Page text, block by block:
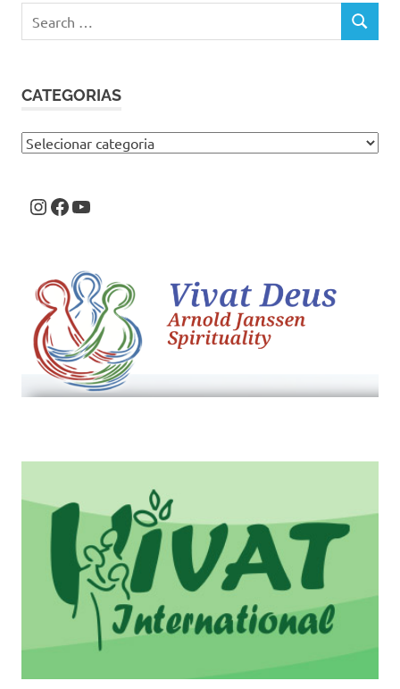
for:
SEARCH
CATEGORIAS
Categorias
Instagram
Facebook
Youtube